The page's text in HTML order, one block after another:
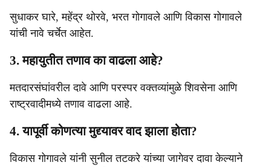
सुधाकर घारे, महेंद्र थोरवे, भरत गोगावले आणि विकास गोगावले
यांची नावे चर्चेत आहेत.
3. महायुतीत तणाव का वाढला आहे?
मतदारसंघांवरील दावे आणि परस्पर वक्तव्यांमुळे शिवसेना आणि
राष्ट्रवादीमध्ये तणाव वाढला आहे.
4. यापूर्वी कोणत्या मुद्द्यावर वाद झाला होता?
विकास गोगावले यांनी सुनील तटकरे यांच्या जागेवर दावा केल्याने